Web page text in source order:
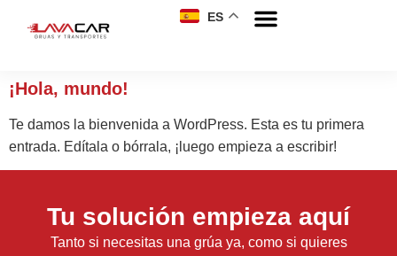
ES
¡Hola, mundo!
Te damos la bienvenida a WordPress. Esta es tu primera
entrada. Edítala o bórrala, ¡luego empieza a escribir!
Tu solución empieza aquí
Tanto si necesitas una grúa ya, como si quieres